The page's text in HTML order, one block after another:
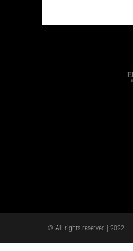
© All rights reserved | 2022